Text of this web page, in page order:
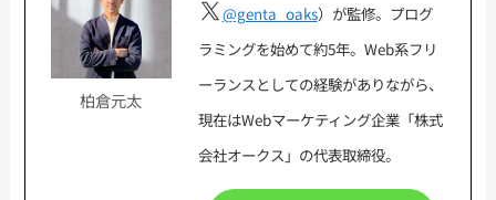
柏倉元太
@genta_oaks）が監修。プログ
ラミングを始めて約5年。Web系フリ
ーランスとしての経験がありながら、
現在はWebマーケティング企業「株式
会社オークス」の代表取締役。